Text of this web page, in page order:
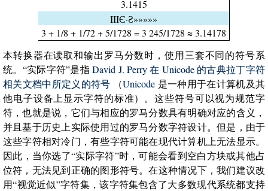
3.1415
IIIЄ·Ƨ»»»»»
3 + 1/8 + 1/72 + 5/1728 = 3 245/1728 ≈ 3.14178
本转换器在读取和输出罗马分数时，使用三套不同的符号系
统。“实际字符”是指David J. Perry 在 Unicode 的古典拉丁字符
相关文档中所定义的符号 （Unicode 是一种用于在计算机及其
他电子设备上显示字符的标准）。这些符号可以视为规范字
符，也就是说，它们与相应的罗马分数具有明确对应的含义，
并且基于历史上实际使用过的罗马分数字符设计。但是，由于
这些字符相对冷门，有些字符可能在现代计算机上无法显示。
因此，当你选了“实际字符”时，可能会看到空白方块或其他占
位符，无法见到正确的图形符号。在这种情况下，我们建议改
用“视觉近似”字符集，该字符集包含了大多数现代系统都支持